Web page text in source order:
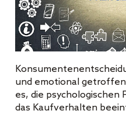
und emotional
es, die psychologischen
das Kaufverhalten